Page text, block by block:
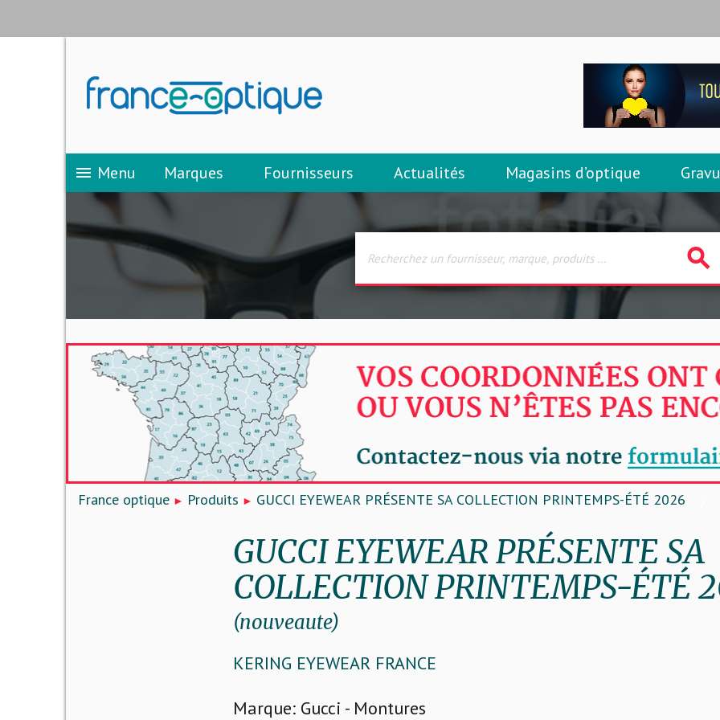
menu Menu Marques Fournisseurs Actualités Magasins d’optique
search
France optique Produits GUCCI EYEWEAR PRÉSENTE SA COLLECTION PRINTEMPS-ÉTÉ 2026
GUCCI EYEWEAR PRÉSENTE SA
COLLECTION PRINTEMPS-ÉTÉ
(nouveaute)
KERING EYEWEAR FRANCE
Marque: Gucci - Montures